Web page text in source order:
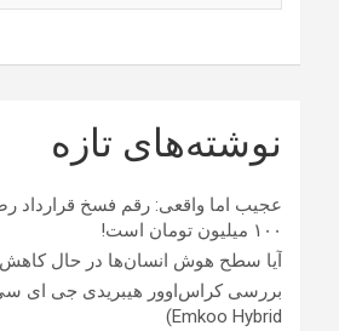
نوشته‌های تازه
عجیب اما واقعی: رقم فسخ قرارداد
۱۰۰ میلیون تومان است!
آیا سطح هوش انسان‌ها در حال
Emkoo Hybrid)